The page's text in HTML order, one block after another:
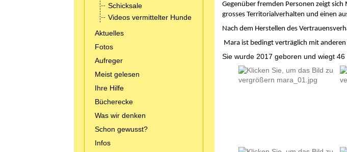
Schicksale
Videos vermittelter Hunde
Aktuelles
Fotos
Aufreger
Meist gelesen
Ihre Hilfe
Bücherecke
Was wir denken
Schon gewusst?
Infos
Gegenüber fremden Personen zeigt sich
grosses Territorialverhalten und einen
Nach dem Herstellen des
Mara ist bedingt verträglich mit
Sie wurde 2017 geboren und wiegt 46